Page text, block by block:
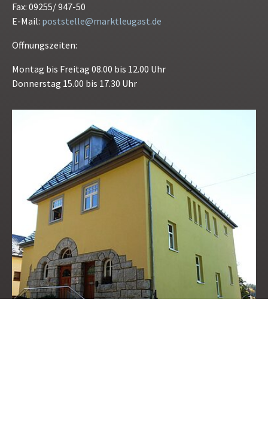
Fax: 09255/ 947-50
E-Mail: poststelle@marktleugast.de
Öffnungszeiten:
Montag bis Freitag 08.00 bis 12.00 Uhr
Donnerstag 15.00 bis 17.30 Uhr